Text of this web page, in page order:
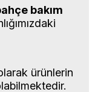
bakım
ürünlerin